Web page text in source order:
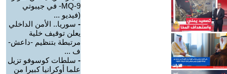
MQ-9- في جيبوتي
(فيديو ...
- سوريا.. الأمن الداخلي
يعلن توقيف خلية
مرتبطة بتنظيم -داعش-
ف ...
- سلطات كوسوفو تزيل
علما أوكرانيا كبيرا من